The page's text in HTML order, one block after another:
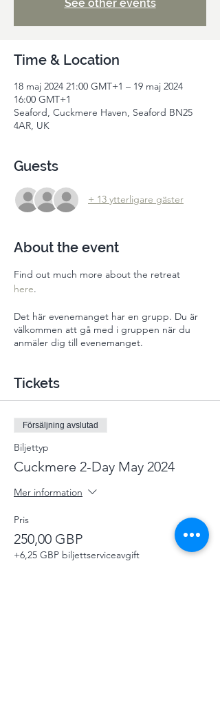
See other events
Time & Location
18 maj 2024 21:00 GMT+1 – 19 maj 2024
16:00 GMT+1
Seaford, Cuckmere Haven, Seaford BN25
4AR, UK
Guests
+ 13 ytterligare gäster
About the event
Find out much more about the retreat
here.
Det här evenemanget har en grupp. Du är
välkommen att gå med i gruppen när du
anmäler dig till evenemanget.
Tickets
Försäljning avslutad
Biljettyp
Cuckmere 2-Day May 2024
Mer information
Pris
250,00 GBP
+6,25 GBP biljettserviceavgift